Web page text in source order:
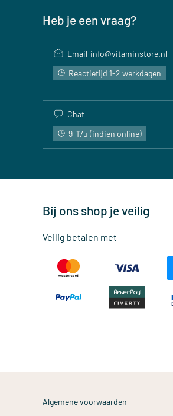
Heb je een vraag?
Email info@vitaminstore.nl
Reactietijd 1-2 werkdagen
Chat
9-17u (indien online)
Bij ons shop je veilig
Veilig betalen met
Algemene voorwaarden